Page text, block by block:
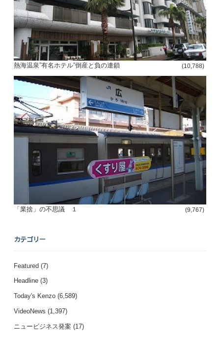
熱海温泉”有名ホテル”倒産と負の連鎖 (10,788)
「業捨」の不思議 １ (9,767)
カテゴリー
Featured (7)
Headline (3)
Today's Kenzo (6,589)
VideoNews (1,397)
ニュービジネス発案 (17)